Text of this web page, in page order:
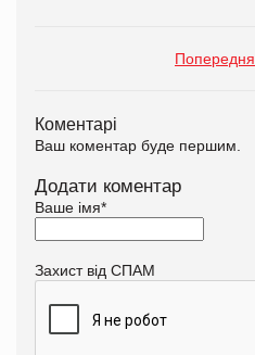
Попередня
Коментарі
Ваш коментар буде першим.
Додати коментар
Ваше імя*
Захист від СПАМ